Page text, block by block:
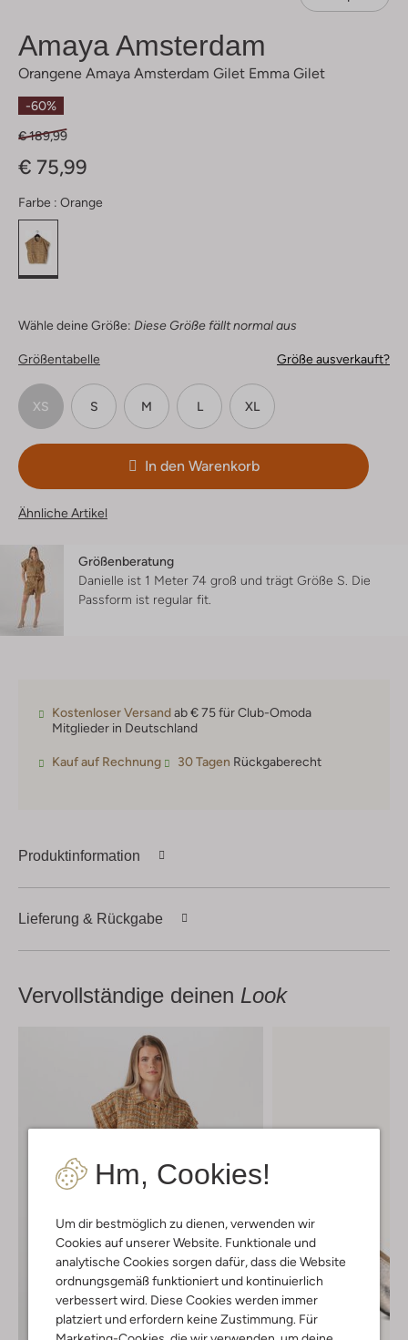
Hm, Cookies!
Um dir bestmöglich zu dienen, verwenden wir
Cookies auf unserer Website. Funktionale und
analytische Cookies sorgen dafür, dass die Website
ordnungsgemäß funktioniert und kontinuierlich
verbessert wird. Diese Cookies werden immer
platziert und erfordern keine Zustimmung. Für
Amaya Amsterdam
Orangene Amaya Amsterdam Gilet Emma Gilet
-60%
€ 189,99
€ 75,99
Farbe : Orange
Wähle deine Größe: Diese Größe fällt normal aus
Größentabelle Größe ausverkauft?
XS S M L XL
In den Warenkorb
Ähnliche Artikel
Größenberatung
Danielle ist 1 Meter 74 groß und trägt Größe S. Die
Passform ist regular fit
Kostenloser Versandab € 75 für Club-Omoda
Mitglieder in Deutschland
Kauf auf Rechnung 30 Tagen Rückgaberecht
Produktinformation
Lieferung & Rückgabe
Vervollständige deinen Look